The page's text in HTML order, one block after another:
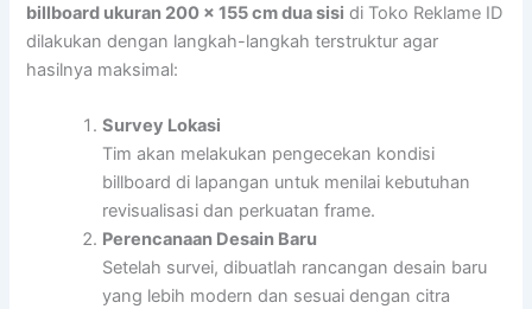
billboard ukuran 200 x 155 cm dua sisi di Toko Reklame ID
dilakukan dengan langkah-langkah terstruktur agar
hasilnya maksimal:
Survey Lokasi
Tim akan melakukan pengecekan kondisi
billboard di lapangan untuk menilai kebutuhan
revisualisasi dan perkuatan frame.
Perencanaan Desain Baru
Setelah survei, dibuatlah rancangan desain baru
yang lebih modern dan sesuai dengan citra